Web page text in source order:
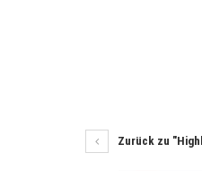
Zurück zu